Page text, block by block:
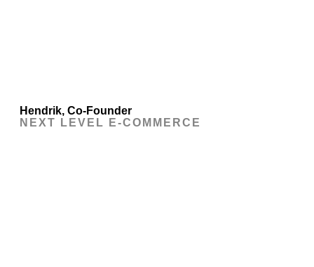
Hendrik, Co-Founder
NEXT LEVEL E-COMMERCE